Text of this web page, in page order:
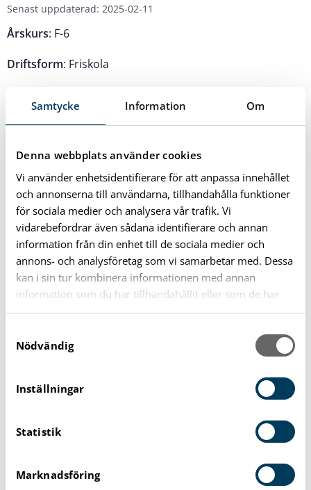
Samtycke Information Om
Denna webbplats använder cookies
Vi använder enhetsidentifierare för att anpassa innehållet
och annonserna till användarna, tillhandahålla funktioner
för sociala medier och analysera vår trafik. Vi
vidarebefordrar även sådana identifierare och annan
information från din enhet till de sociala medier och
annons- och analysföretag som vi samarbetar med. Dessa
kan i sin tur kombinera informationen med annan
information som du har tillhandahållit eller som de har
samlat in när du har använt deras tjänster.
Nödvändig
Inställningar
Statistik
Marknadsföring
Senast uppdaterad: 2025-02-11
Årskurs: F-6
Driftsform: Friskola
Om skolan
italienska läkaren Maria Montessori (1870-1952). Hon
ägnade sig från början åt psykiskt och socialt
handikappade barn. Hennes upptäckter och
behandlingsmetoder vann tidigt genklang världen över.
Målet är att grundlägga en sund känsla för egenvärde
och självtillit redan hos små människor. Inom
Montessoripedagogiken anser man att det är viktigare
Telefon